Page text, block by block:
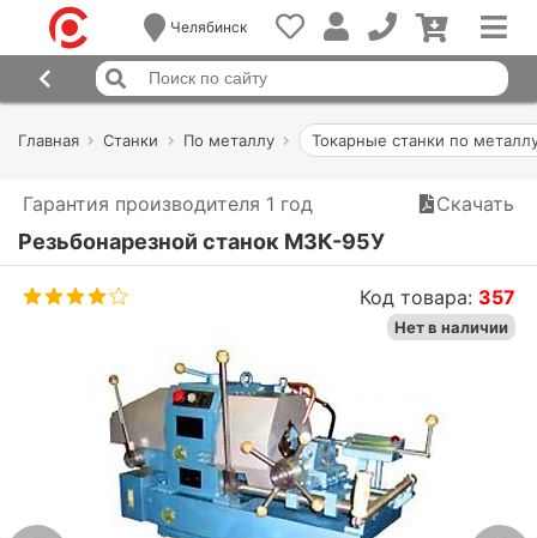
Челябинск
Главная Станки По металлу Токарные станки по
Гарантия производителя 1 год Скачать
Резьбонарезной станок МЗК-95У
Код товара: 357
Нет в наличии